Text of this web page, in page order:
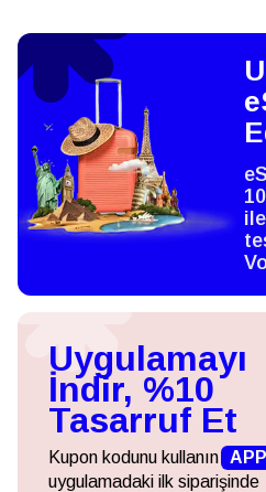
Uygulamayı
İndir, %10
Tasarruf Et
Kupon kodunu kullanın
uygulamadaki ilk siparişinde